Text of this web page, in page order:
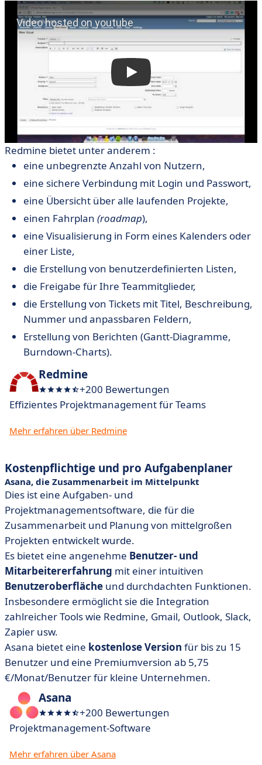
Redmine bietet unter anderem :
eine unbegrenzte Anzahl von Nutzern,
eine sichere Verbindung mit Login und Passwort,
eine Übersicht über alle laufenden Projekte,
einen Fahrplan (roadmap),
eine Visualisierung in Form eines Kalenders oder
einer Liste,
die Erstellung von benutzerdefinierten Listen,
die Freigabe für Ihre Teammitglieder,
die Erstellung von Tickets mit Titel, Beschreibung,
Nummer und anpassbaren Feldern,
Erstellung von Berichten (Gantt-Diagramme,
Burndown-Charts).
Redmine
+200 Bewertungen
Effizientes Projektmanagement für Teams
Mehr erfahren über Redmine
Kostenpflichtige und pro Aufgabenplaner
Asana, die Zusammenarbeit im Mittelpunkt
Dies ist eine Aufgaben- und
Projektmanagementsoftware, die für die
Zusammenarbeit und Planung von mittelgroßen
Projekten entwickelt wurde.
Es bietet eine angenehme Benutzer- und
Mitarbeitererfahrung mit einer intuitiven
Benutzeroberfläche und durchdachten Funktionen.
Insbesondere ermöglicht sie die Integration
zahlreicher Tools wie Redmine, Gmail, Outlook, Slack,
Zapier usw.
Asana bietet eine kostenlose Version für bis zu 15
Benutzer und eine Premiumversion ab 5,75
€/Monat/Benutzer für kleine Unternehmen.
Asana
+200 Bewertungen
Projektmanagement-Software
Mehr erfahren über Asana